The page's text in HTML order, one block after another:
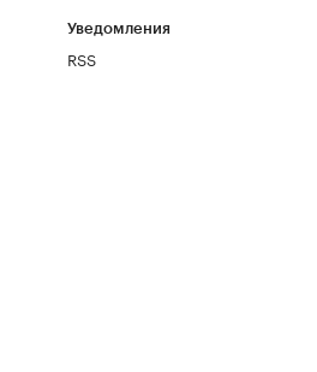
Уведомления
RSS